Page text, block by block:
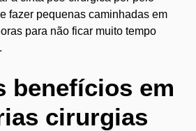
fazer pequenas caminhadas em
para não ficar muito tempo
benefícios em
cirurgias